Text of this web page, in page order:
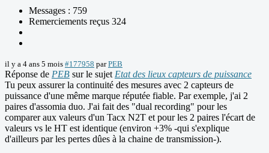
Messages : 759
Remerciements reçus 324
il y a 4 ans 5 mois #177958 parPEB
Réponse de PEB sur le sujet Etat des lieux capteurs de puissance
Tu peux assurer la continuité des mesures avec 2 capteurs de
puissance d'une même marque réputée fiable. Par exemple, j'ai 2
paires d'assomia duo. J'ai fait des "dual recording" pour les
comparer aux valeurs d'un Tacx N2T et pour les 2 paires l'écart de
valeurs vs le HT est identique (environ +3% -qui s'explique
d'ailleurs par les pertes dûes à la chaine de transmission-).